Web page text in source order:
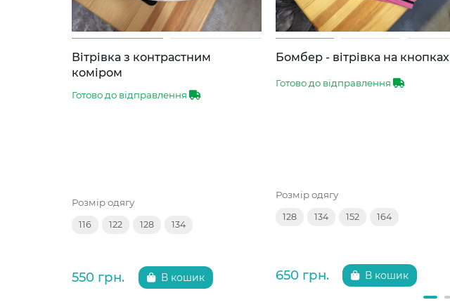
Вітрівка з контрастним
коміром
Готово до відправлення
Розмір одягу
116 122 128 134
550 грн. В кошик
Бомбер - вітрівка на кнопках
Готово до відправлення
Розмір одягу
128 134 152 164
650 грн. В кошик